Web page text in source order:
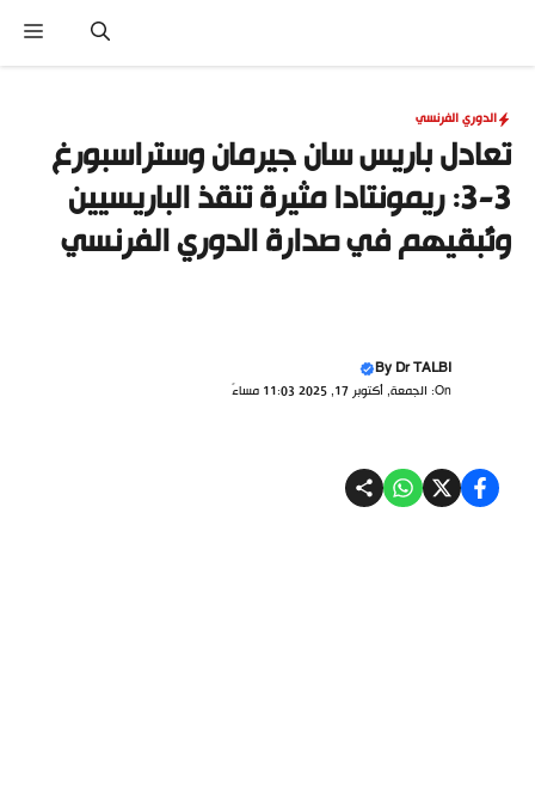
المحتوى
الدوري الفرنسي
تعادل باريس سان جيرمان وستراسبورغ
3-3: ريمونتادا مثيرة تنقذ الباريسيين
وتُبقيهم في صدارة الدوري الفرنسي
ByDr TALBI
On: الجمعة, أكتوبر 17, 2025 11:03 مساءً